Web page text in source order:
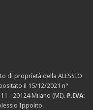
di proprietà della ALESSIO
il 15/12/2021 n°
11 - 20124 Milano (MI). P.IVA:
Ippolito.